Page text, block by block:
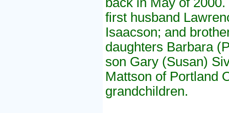
first husband
Isaacson; and
daughters Barbara
son Gary (Susan)
Mattson of Portland
grandchildren.